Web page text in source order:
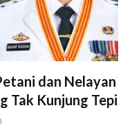
dan Nelayan
Tak Kunjung Tepi